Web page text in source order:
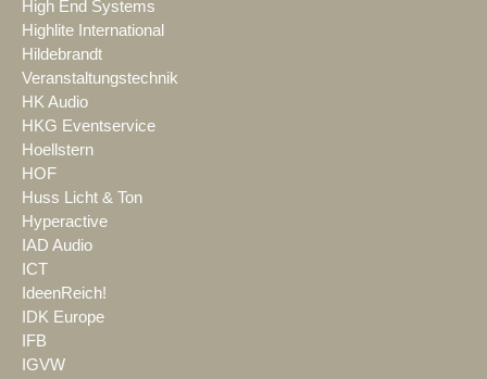
High End Systems
Highlite International
Hildebrandt
Veranstaltungstechnik
HK Audio
HKG Eventservice
Hoellstern
HOF
Huss Licht & Ton
Hyperactive
IAD Audio
ICT
IdeenReich!
IDK Europe
IFB
IGVW